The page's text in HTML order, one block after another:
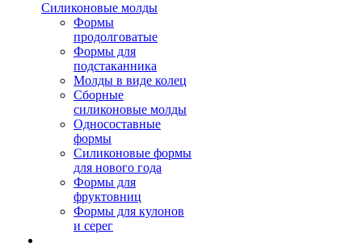
Силиконовые молды
Формы
продолговатые
Формы для
подстаканника
Молды в виде колец
Сборные
силиконовые молды
Односоставные
формы
Силиконовые формы
для нового года
Формы для
фруктовниц
Формы для кулонов
и серег